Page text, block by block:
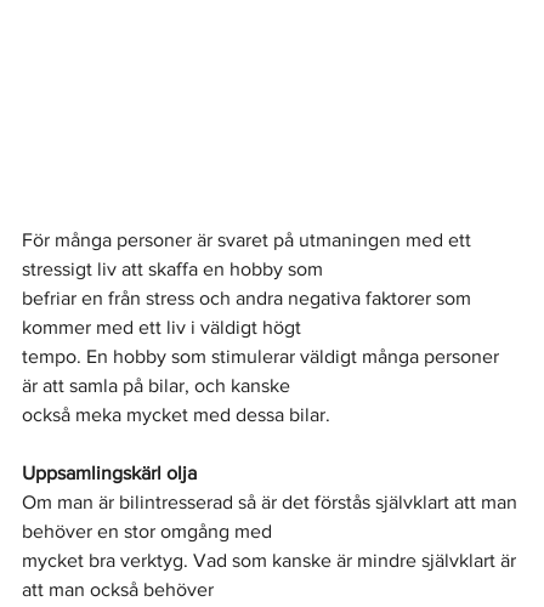
För många personer är svaret på utmaningen med ett
stressigt liv att skaffa en hobby som
befriar en från stress och andra negativa faktorer som
kommer med ett liv i väldigt högt
tempo. En hobby som stimulerar väldigt många personer
är att samla på bilar, och kanske
också meka mycket med dessa bilar.
Uppsamlingskärl olja
Om man är bilintresserad så är det förstås självklart att man
behöver en stor omgång med
mycket bra verktyg. Vad som kanske är mindre självklart är
att man också behöver